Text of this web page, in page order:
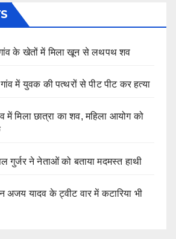
के खेतों में मिला खून से लथपथ शव
में युवक की पत्थरों से पीट पीट कर हत्या
में मिला छात्रा का शव, महिला आयोग को
गुर्जर ने नेताओं को बताया मदमस्त हाथी
यादव के ट्वीट वार में कटारिया भी